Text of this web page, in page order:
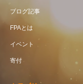
ブログ記事
FPAとは
イベント
寄付